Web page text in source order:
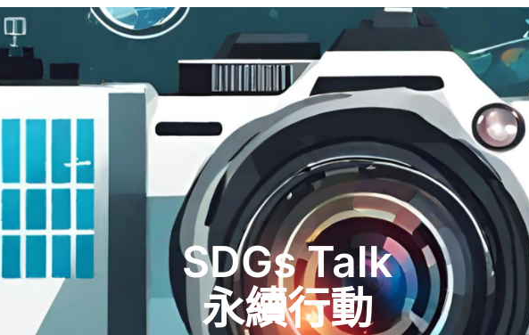
SDGs Talk
永續行動